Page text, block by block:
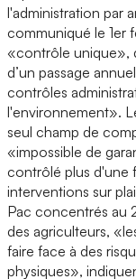
l'administration par
communiqué le 1er
«contrôle unique»,
d’un passage
contrôles
l'environnement».
seul champ de
«impossible de
contrôlé plus d'une
interventions sur
Pac concentrés au
des agriculteurs,
faire face à des
physiques»,